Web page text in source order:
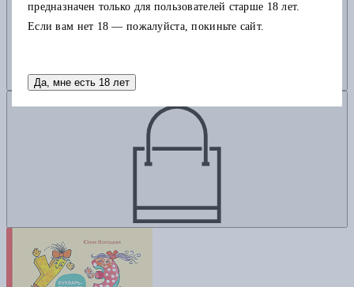
предназначен только для пользователей старше 18 лет.
Если вам нет 18 — пожалуйста, покиньте сайт.
Да, мне есть 18 лет